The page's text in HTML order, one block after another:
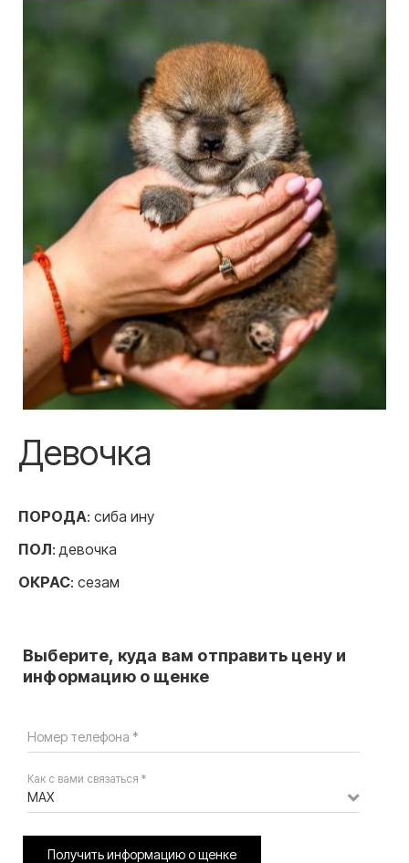
Девочка
ПОРОДА: сиба ину
ПОЛ: девочка
ОКРАС: сезам
Выберите, куда вам отправить цену и
информацию о щенке
Номер телефона *
Как с вами связаться *
MAX
Получить информацию о щенке